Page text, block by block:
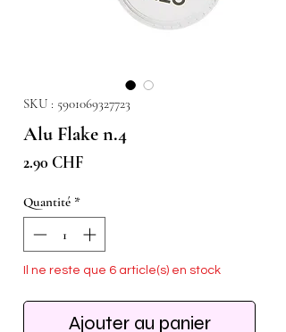
SKU : 5901069327723
Alu Flake n.4
2.90 CHFPrix
Quantité *
Il ne reste que 6 article(s) en stock
Ajouter au panier